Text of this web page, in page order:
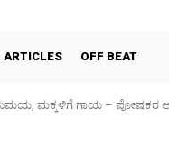
ARTICLES OFF BEAT